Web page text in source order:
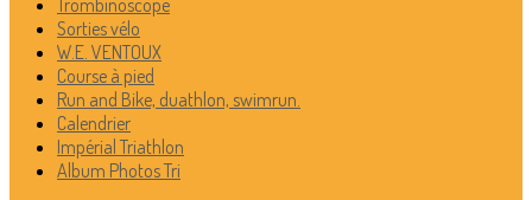
Trombinoscope
Sorties vélo
W.E. VENTOUX
Course à pied
Run and Bike, duathlon, swimrun.
Calendrier
Impérial Triathlon
Album Photos Tri